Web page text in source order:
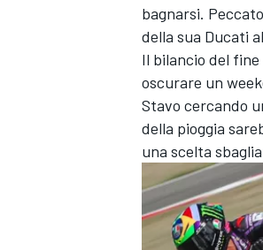
bagnarsi.
della sua Ducati
Il bilancio del
oscurare un
Stavo cercando
della pioggia
una scelta